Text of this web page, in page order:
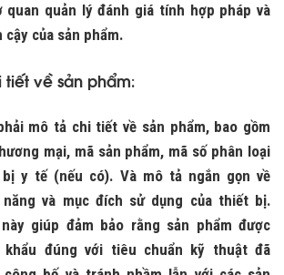
quan quản lý đánh giá tính hợp pháp và
cậy của sản phẩm.
tiết về sản phẩm:
mô tả chi tiết về sản phẩm, bao gồm
mại, mã sản phẩm, mã số phân loại
y tế (nếu có). Và mô tả ngắn gọn về
năng và mục đích sử dụng của thiết bị.
giúp đảm bảo rằng sản phẩm được
khẩu đúng với tiêu chuẩn kỹ thuật đã